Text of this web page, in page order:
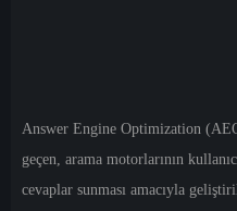
Answer Engine Optimization
geçen, arama motorlarının
cevaplar sunması amacıyla